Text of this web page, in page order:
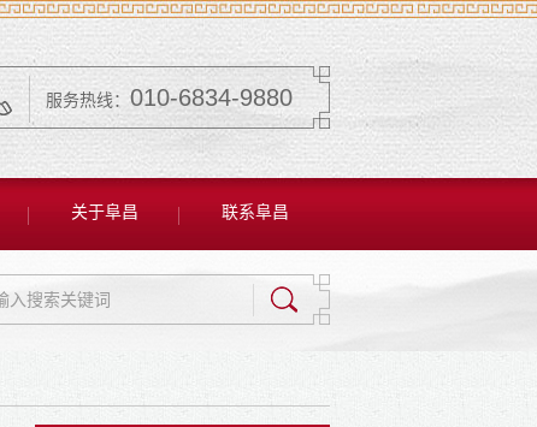
服务热线：010-6834-9880
关于阜昌 联系阜昌